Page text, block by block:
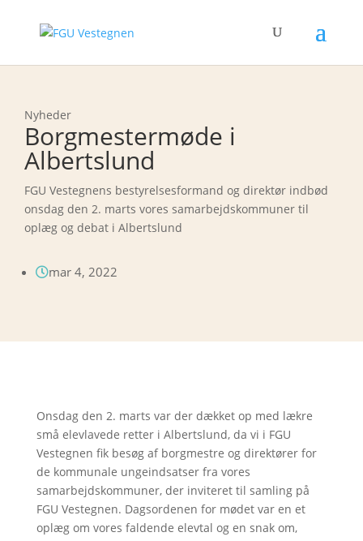
Nyheder
Borgmestermøde i
Albertslund
FGU Vestegnens bestyrelsesformand og direktør indbød
onsdag den 2. marts vores samarbejdskommuner til
oplæg og debat i Albertslund
mar 4, 2022
Onsdag den 2. marts var der dækket op med lækre
små elevlavede retter i Albertslund, da vi i FGU
Vestegnen fik besøg af borgmestre og direktører for
de kommunale ungeindsatser fra vores
samarbejdskommuner, der inviteret til samling på
FGU Vestegnen. Dagsordenen for mødet var en et
oplæg om vores faldende elevtal og en snak om,